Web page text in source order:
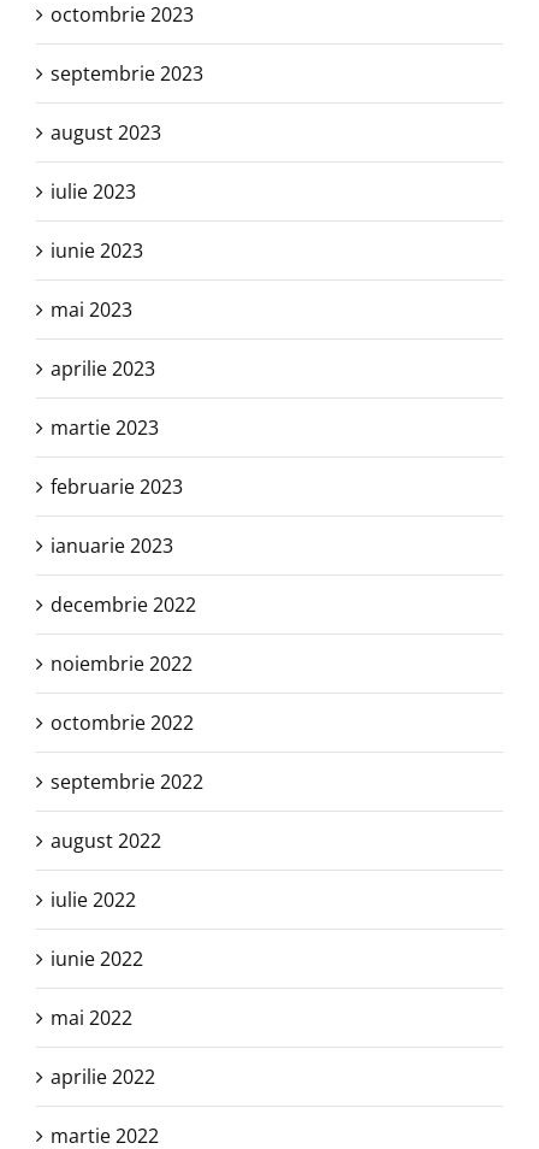
octombrie 2023
septembrie 2023
august 2023
iulie 2023
iunie 2023
mai 2023
aprilie 2023
martie 2023
februarie 2023
ianuarie 2023
decembrie 2022
noiembrie 2022
octombrie 2022
septembrie 2022
august 2022
iulie 2022
iunie 2022
mai 2022
aprilie 2022
martie 2022